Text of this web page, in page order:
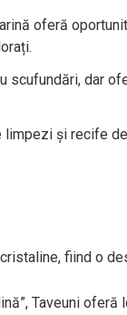
oferă
scufundări, dar
limpezi și recife
fiind o
Taveuni